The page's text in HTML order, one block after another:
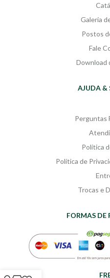
Galeria
Postos
Fale
Download
AJUDA &
Perguntas
Política
Política de
Trocas e
FORMAS DE